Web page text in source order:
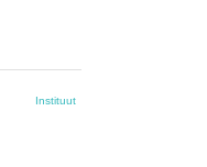
Instituut